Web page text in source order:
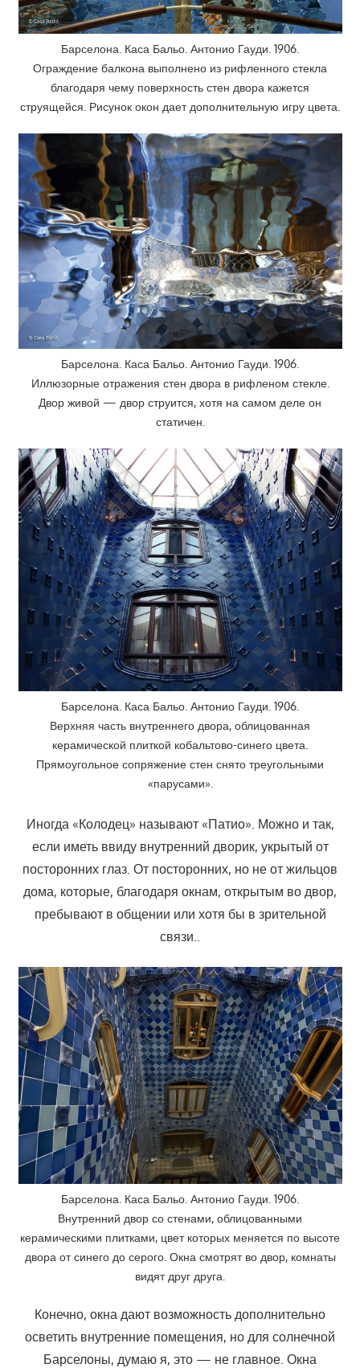
Барселона. Каса Бальо. Антонио Гауди. 1906.
Ограждение балкона выполнено из рифленного стекла
благодаря чему поверхность стен двора кажется
струящейся. Рисунок окон дает дополнительную игру цвета.
Барселона. Каса Бальо. Антонио Гауди. 1906.
Иллюзорные отражения стен двора в рифленом стекле.
Двор живой — двор струится, хотя на самом деле он
статичен.
Барселона. Каса Бальо. Антонио Гауди. 1906.
Верхняя часть внутреннего двора, облицованная
керамической плиткой кобальтово-синего цвета.
Прямоугольное сопряжение стен снято треугольными
«парусами».
Иногда «Колодец» называют «Патио». Можно и так,
если иметь ввиду внутренний дворик, укрытый от
посторонних глаз. От посторонних, но не от жильцов
дома, которые, благодаря окнам, открытым во двор,
пребывают в общении или хотя бы в зрительной
связи..
Барселона. Каса Бальо. Антонио Гауди. 1906.
Внутренний двор со стенами, облицованными
керамическими плитками, цвет которых меняется по высоте
двора от синего до серого. Окна смотрят во двор, комнаты
видят друг друга.
Конечно, окна дают возможность дополнительно
осветить внутренние помещения, но для солнечной
Барселоны, думаю я, это — не главное. Окна